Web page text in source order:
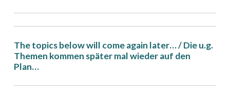
The topics below will come again later… / Die u.g.
Themen kommen später mal wieder auf den
Plan…